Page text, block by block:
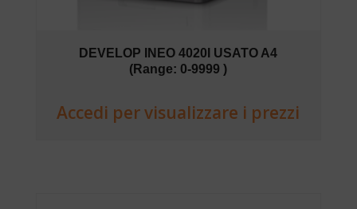
DEVELOP INEO 4020I USATO A4
(Range: 0-9999 )
Accedi per visualizzare i prezzi